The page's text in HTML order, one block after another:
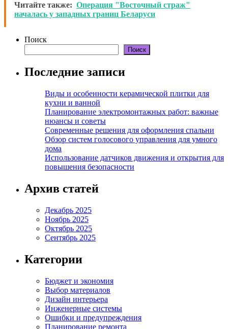
Читайте также: Операция "Восточный страж"
началась у западных границ Беларуси
Поиск
Поиск
Последние записи
Виды и особенности керамической плитки для
кухни и ванной
Планирование электромонтажных работ: важные
нюансы и советы
Современные решения для оформления спальни
Обзор систем голосового управления для умного
дома
Использование датчиков движения и открытия для
повышения безопасности
Архив статей
Декабрь 2025
Ноябрь 2025
Октябрь 2025
Сентябрь 2025
Категории
Бюджет и экономия
Выбор материалов
Дизайн интерьера
Инженерные системы
Ошибки и предупреждения
Планирование ремонта